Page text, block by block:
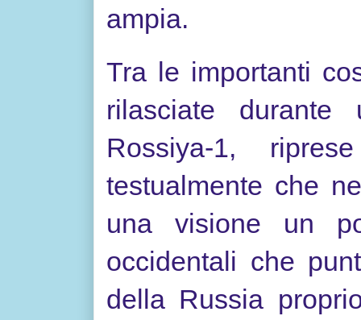
ampia.
Tra le importanti
rilasciate durante
Rossiya-1,
testualmente che
una visione un
occidentali che
della Russia